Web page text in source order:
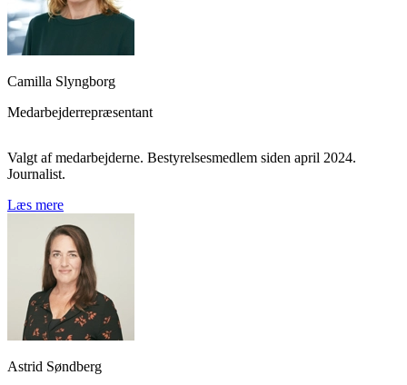
Camilla Slyngborg
Medarbejderrepræsentant
Valgt af medarbejderne. Bestyrelsesmedlem siden april 2024.
Journalist.
Læs mere
Astrid Søndberg